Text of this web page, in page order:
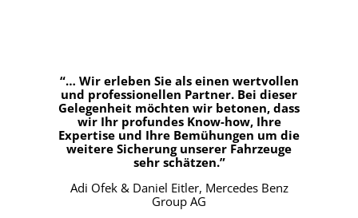
“… Wir erleben Sie als einen wertvollen
und professionellen Partner. Bei dieser
Gelegenheit möchten wir betonen, dass
wir Ihr profundes Know-how, Ihre
Expertise und Ihre Bemühungen um die
weitere Sicherung unserer Fahrzeuge
sehr schätzen.”
Adi Ofek & Daniel Eitler, Mercedes Benz
Group AG